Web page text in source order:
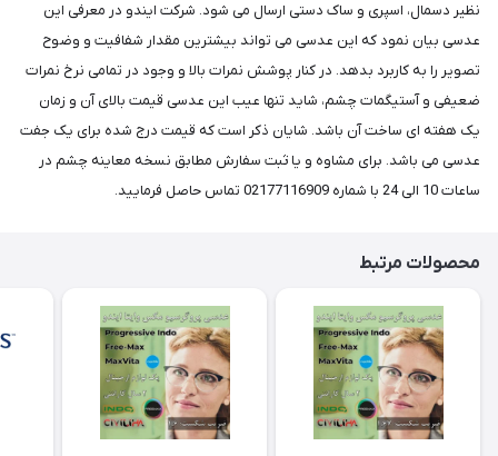
نظیر دسمال، اسپری و ساک دستی ارسال می شود. شرکت ایندو در معرفی این
عدسی بیان نمود که این عدسی می تواند بیشترین مقدار شفافیت و وضوح
تصویر را به کاربرد بدهد. در کنار پوشش نمرات بالا و وجود در تمامی نرخ نمرات
ضعیفی و آستیگمات چشم، شاید تنها عیب این عدسی قیمت بالای آن و زمان
یک هفته ای ساخت آن باشد. شایان ذکر است که قیمت درج شده برای یک جفت
عدسی می باشد. برای مشاوه و یا ثبت سفارش مطابق نسخه معاینه چشم در
ساعات 10 الی 24 با شماره 02177116909 تماس حاصل فرمایید.
محصولات مرتبط